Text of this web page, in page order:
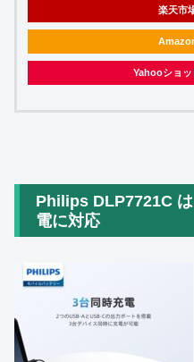
楽天市
Yahooショ
Philips DLP7721C
電に対応